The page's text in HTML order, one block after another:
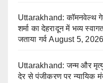
Uttarakhand: कॉमनवेल्थ
शर्मा का देहरादून में भव्य
जताया गर्व August 5, 2026
Uttarakhand: जन्म और
देर से पंजीकरण पर न्यायिक